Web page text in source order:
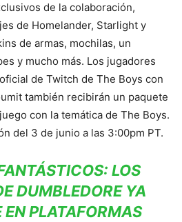
de la colaboración,
de Homelander, Starlight y
de armas, mochilas, un
y mucho más. Los jugadores
de Twitch de The Boys con
también recibirán un paquete
con la temática de The Boys.
del 3 de junio a las 3:00pm PT.
LOS
DUMBLEDORE YA
EN PLATAFORMAS